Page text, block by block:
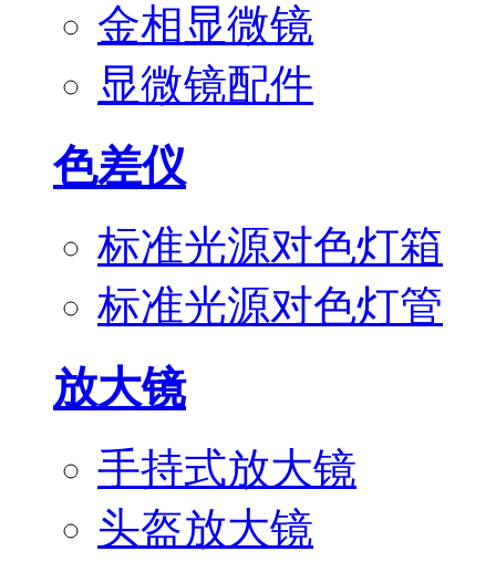
金相显微镜
显微镜配件
色差仪
标准光源对色灯箱
标准光源对色灯管
放大镜
手持式放大镜
头盔放大镜